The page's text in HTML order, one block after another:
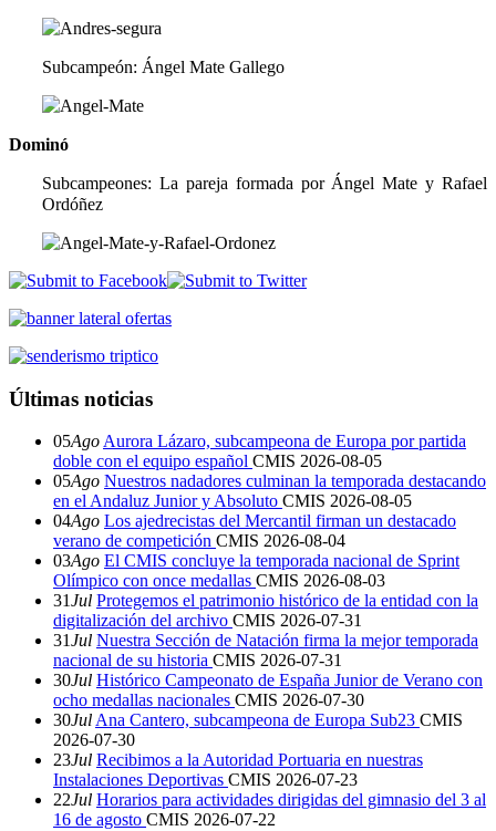
Subcampeón: Ángel Mate Gallego
Dominó
Subcampeones: La pareja formada por Ángel Mate y Rafael
Ordóñez
Últimas noticias
05Ago Aurora Lázaro, subcampeona de Europa por partida
doble con el equipo español CMIS 2026-08-05
05Ago Nuestros nadadores culminan la temporada destacando
en el Andaluz Junior y Absoluto CMIS 2026-08-05
04Ago Los ajedrecistas del Mercantil firman un destacado
verano de competición CMIS 2026-08-04
03Ago El CMIS concluye la temporada nacional de Sprint
Olímpico con once medallas CMIS 2026-08-03
31Jul Protegemos el patrimonio histórico de la entidad con la
digitalización del archivo CMIS 2026-07-31
31Jul Nuestra Sección de Natación firma la mejor temporada
nacional de su historia CMIS 2026-07-31
30Jul Histórico Campeonato de España Junior de Verano con
ocho medallas nacionales CMIS 2026-07-30
30Jul Ana Cantero, subcampeona de Europa Sub23 CMIS
2026-07-30
23Jul Recibimos a la Autoridad Portuaria en nuestras
Instalaciones Deportivas CMIS 2026-07-23
22Jul Horarios para actividades dirigidas del gimnasio del 3 al
16 de agosto CMIS 2026-07-22